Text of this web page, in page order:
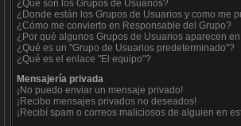
¿Qué son los Grupos de Usuarios?
¿Donde están los Grupos de Usuarios y como me
¿Cómo me convierto en Responsable del Grupo?
¿Por qué algunos Grupos de Usuarios aparecen
¿Qué es un "Grupo de Usuarios predeterminado"?
¿Qué es el enlace "El equipo"?
Mensajería privada
¡No puedo enviar un mensaje privado!
¡Recibo mensajes privados no deseados!
¡Recibí spam o correos maliciosos de alguien en